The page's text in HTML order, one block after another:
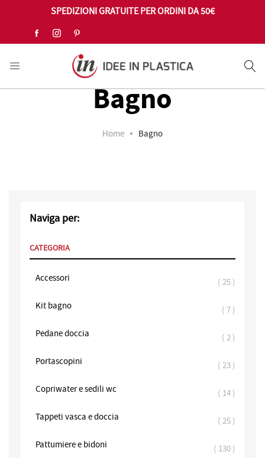
SPEDIZIONI GRATUITE PER ORDINI DA 50€
Bagno
Home Bagno
Naviga per:
CATEGORIA
Accessori 25 elementi
Kit bagno 7 elementi
Pedane doccia 2 elementi
Portascopini 23 elementi
Copriwater e sedili wc 14 elementi
Tappeti vasca e doccia 25 elementi
Pattumiere e bidoni 130 elementi